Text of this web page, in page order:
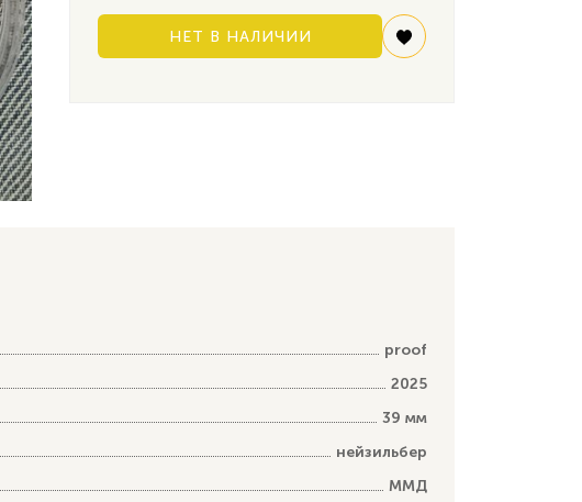
НЕТ В НАЛИЧИИ
proof
2025
39 мм
нейзильбер
ММД